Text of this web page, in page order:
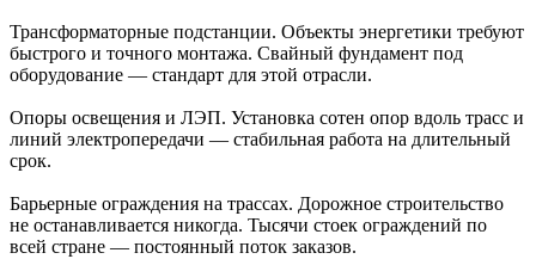
Трансформаторные подстанции. Объекты энергетики требуют
быстрого и точного монтажа. Свайный фундамент под
оборудование — стандарт для этой отрасли.
Опоры освещения и ЛЭП. Установка сотен опор вдоль трасс и
линий электропередачи — стабильная работа на длительный
срок.
Барьерные ограждения на трассах. Дорожное строительство
не останавливается никогда. Тысячи стоек ограждений по
всей стране — постоянный поток заказов.